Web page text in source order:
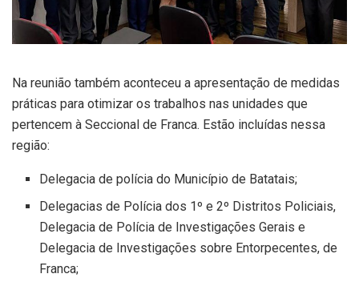
Na reunião também aconteceu a apresentação de medidas
práticas para otimizar os trabalhos nas unidades que
pertencem à Seccional de Franca. Estão incluídas nessa
região:
Delegacia de polícia do Município de Batatais;
Delegacias de Polícia dos 1º e 2º Distritos Policiais,
Delegacia de Polícia de Investigações Gerais e
Delegacia de Investigações sobre Entorpecentes, de
Franca;